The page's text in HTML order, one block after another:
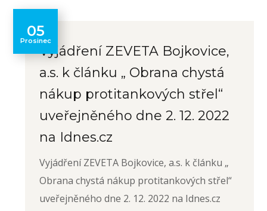
05
Prosinec
Vyjádření ZEVETA Bojkovice,
a.s. k článku „ Obrana chystá
nákup protitankových střel“
uveřejněného dne 2. 12. 2022
na Idnes.cz
Vyjádření ZEVETA Bojkovice, a.s. k článku „
Obrana chystá nákup protitankových střel“
uveřejněného dne 2. 12. 2022 na Idnes.cz